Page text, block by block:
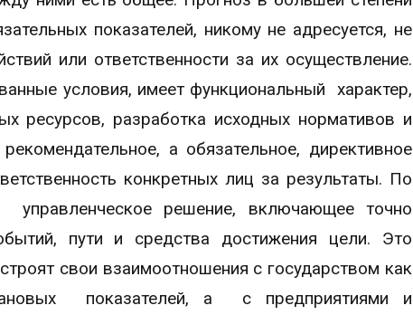
показателей, никому не адресуется, не
или ответственности за их осуществление.
условия, имеет функциональный характер,
ресурсов, разработка исходных нормативов и
а обязательное, директивное
конкретных лиц за результаты. По
решение, включающее точно
пути и средства достижения цели. Это
свои взаимоотношения с государством как
показателей, а с предприятиями и